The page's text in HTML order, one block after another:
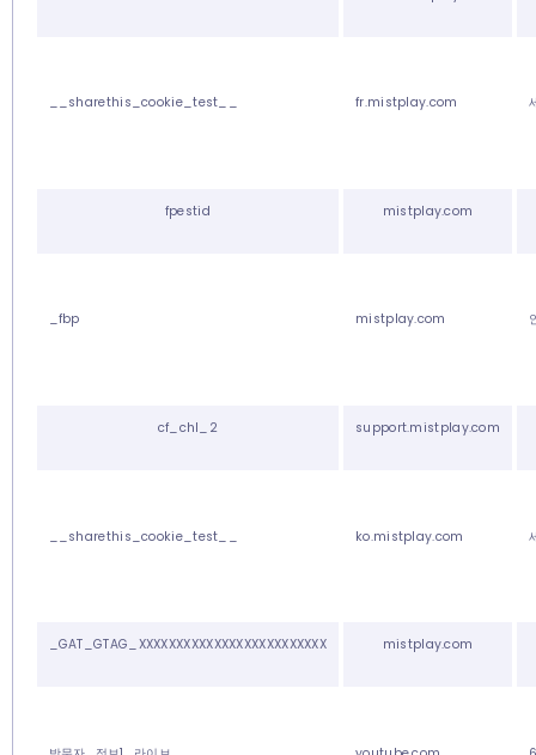
__sharethis_cookie_test__ fr.mistplay.com
fpestid mistplay.com
_fbp mistplay.com
cf_chl_2 support.mistplay.com
__sharethis_cookie_test__ ko.mistplay.com
_GAT_GTAG_XXXXXXXXXXXXXXXXXXXXXXXXX mistplay.com